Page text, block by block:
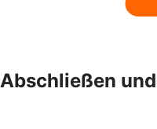
Abschließen